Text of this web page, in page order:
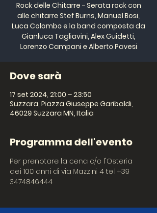
Rock delle Chitarre - Serata rock con
alle chitarre Stef Burns, Manuel Bosi,
Luca Colombo e la band composta da
Gianluca Tagliavini, Alex Guidetti,
Lorenzo Campani e Alberto Pavesi
Dove sarà
17 set 2024, 21:00 – 23:50
Suzzara, Piazza Giuseppe Garibaldi,
46029 Suzzara MN, Italia
Programma dell'evento
Per prenotare la cena c/o l'Osteria
dei 100 anni di via Mazzini 4 tel +39
3474846444